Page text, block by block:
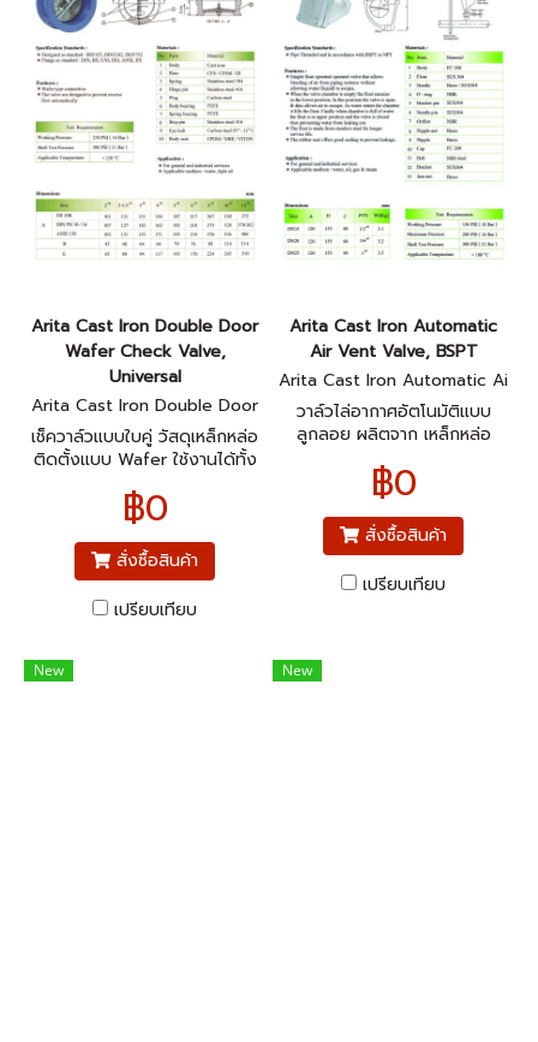
Arita Cast Iron Double Door
Wafer Check Valve,
Universal
Arita Cast Iron Double Door
Wafer Check Valve, Univers
al
เช็ควาล์วแบบใบคู่ วัสดุเหล็กหล่อ
ติดตั้งแบบ Wafer ใช้งานได้ทั้ง
฿0
สั่งซื้อสินค้า
เปรียบเทียบ
Arita Cast Iron Automatic
Air Vent Valve, BSPT
Arita Cast Iron Automatic Ai
r Vent Valve, BSPT
วาล์วไล่อากาศอัตโนมัติแบบ
ลูกลอย ผลิตจาก เหล็กหล่อ
BSPT
฿0
สั่งซื้อสินค้า
เปรียบเทียบ
New New